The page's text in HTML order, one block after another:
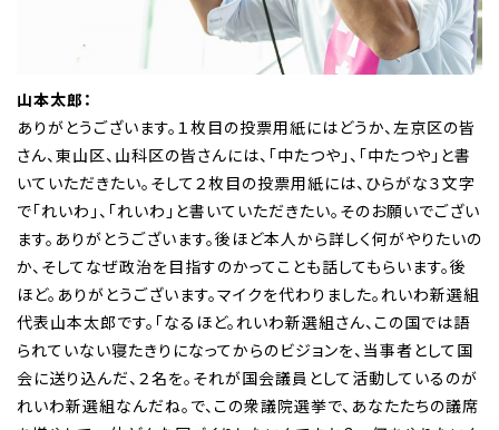
山本太郎：
ありがとうございます。１枚目の投票用紙にはどうか、左京区の皆
さん、東山区、山科区の皆さんには、「中たつや」、「中たつや」と書
いていただきたい。そして２枚目の投票用紙には、ひらがな３文字
で「れいわ」、「れいわ」と書いていただきたい。そのお願いでござい
ます。ありがとうございます。後ほど本人から詳しく何がやりたいの
か、そしてなぜ政治を目指すのかってことも話してもらいます。後
ほど。ありがとうございます。マイクを代わりました。れいわ新選組
代表山本太郎です。「なるほど。れいわ新選組さん、この国では語
られていない寝たきりになってからのビジョンを、当事者として国
会に送り込んだ、２名を。それが国会議員として活動しているのが
れいわ新選組なんだね。で、この衆議院選挙で、あなたたちの議席